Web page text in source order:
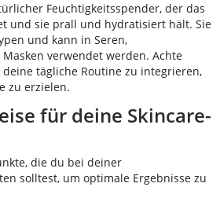
Feuchtigkeitsspender, der das
und sie prall und hydratisiert hält. Sie
und kann in Seren,
verwendet werden. Achte
tägliche Routine zu integrieren,
zu erzielen.
für deine Skincare-
die du bei deiner
solltest, um optimale Ergebnisse zu